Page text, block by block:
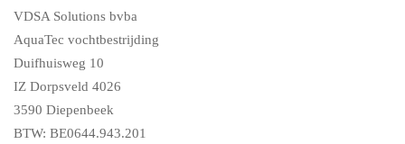
VDSA Solutions bvba
AquaTec vochtbestrijding
Duifhuisweg 10
IZ Dorpsveld 4026
3590 Diepenbeek
BTW: BE0644.943.201